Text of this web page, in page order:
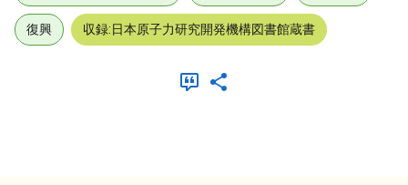
復興 収録:日本原子力研究開発機構図書館蔵書